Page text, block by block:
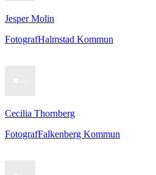
Jesper Molin
FotografHalmstad Kommun
Cecilia Thornberg
FotografFalkenberg Kommun